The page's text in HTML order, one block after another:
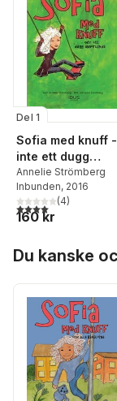
Del 1
Sofia med knuff -
inte ett dugg
annorlunda
Annelie Strömberg
Inbunden, 2016
4,0utav 5 stjärnor.
(4)
160 kr
Du kanske